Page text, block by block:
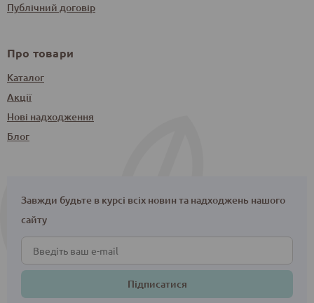
Публічний договір
Про товари
Каталог
Акції
Нові надходження
Блог
Завжди будьте в курсі всіх новин та надходжень нашого
сайту
Підписатися